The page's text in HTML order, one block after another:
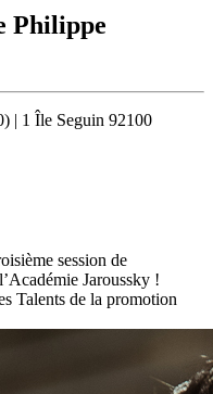
Philippe
| 1 Île Seguin 92100
session de
Jaroussky !
Talents de la promotion